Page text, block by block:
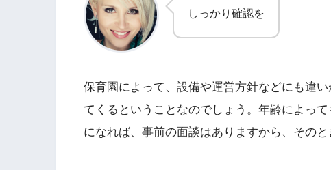
しっかり確認を
保育園によって、設備や運営方針などにも違
てくるということなのでしょう。年齢によっ
になれば、事前の面談はありますから、そのと